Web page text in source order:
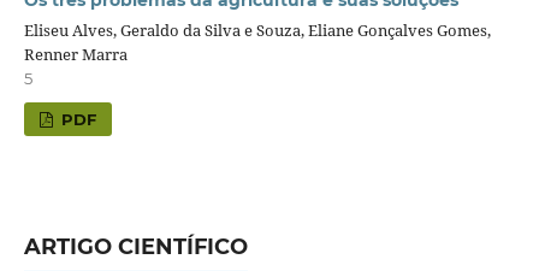
Eliseu Alves, Geraldo da Silva e Souza, Eliane Gonçalves Gomes,
Renner Marra
5
PDF
ARTIGO CIENTÍFICO